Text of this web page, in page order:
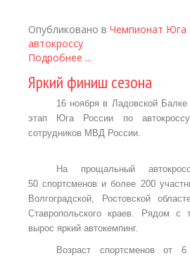
Опубликовано в Чемпионат Юга
автокроссу
Подробнее ...
Яркий финиш сезона
16 ноября в Ладовской
этап Юга России по
сотрудников МВД России.
На прощальный
50 спортсменов и более 200
Волгоградской, Ростовской
Ставропольского краев. Рядом с
вырос яркий автокемпинг.
Возраст спортсменов